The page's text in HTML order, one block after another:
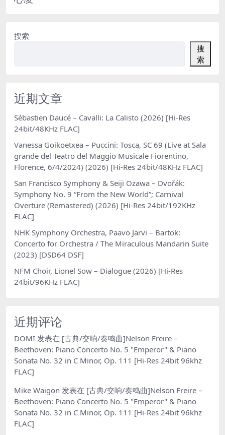
搜索
搜
索
近期文章
Sébastien Daucé – Cavalli: La Calisto (2026) [Hi-Res
24bit/48KHz FLAC]
Vanessa Goikoetxea – Puccini: Tosca, SC 69 (Live at Sala
grande del Teatro del Maggio Musicale Fiorentino,
Florence, 6/4/2024) (2026) [Hi-Res 24bit/48KHz FLAC]
San Francisco Symphony & Seiji Ozawa – Dvořák:
Symphony No. 9 “From the New World”; Carnival
Overture (Remastered) (2026) [Hi-Res 24bit/192KHz
FLAC]
NHK Symphony Orchestra, Paavo Järvi – Bartok:
Concerto for Orchestra / The Miraculous Mandarin Suite
(2023) [DSD64 DSF]
NFM Choir, Lionel Sow – Dialogue (2026) [Hi-Res
24bit/96KHz FLAC]
近期评论
DOMI 发表在 [古典/交响/奏鸣曲]Nelson Freire –
Beethoven: Piano Concerto No. 5 "Emperor" & Piano
Sonata No. 32 in C Minor, Op. 111 [Hi-Res 24bit 96khz
FLAC]
Mike Waigon 发表在 [古典/交响/奏鸣曲]Nelson Freire –
Beethoven: Piano Concerto No. 5 "Emperor" & Piano
Sonata No. 32 in C Minor, Op. 111 [Hi-Res 24bit 96khz
FLAC]